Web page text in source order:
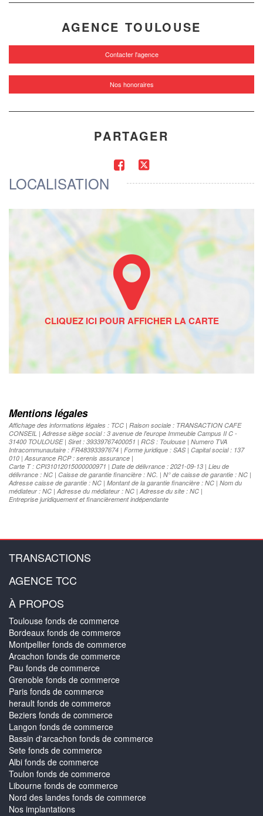
AGENCE TOULOUSE
Contacter l'agence
Nos honoraires
PARTAGER
LOCALISATION
Mentions légales
Affichage des informations légales : TCC | Raison sociale : TRANSACTION CAFE
CONSEIL | Adresse siège social : 3 avenue de l'europe Immeuble Campus II C -
31400 TOULOUSE | Siret : 39339767400051 | RCS : Toulouse | Numero TVA
Intracommunautaire : FR48393397674 | Forme juridique : SAS | Capital social : 137
010 | Assurance RCP : serenis assurance |
Carte T : CPI31012015000000971 | Date de délivrance : 2021-09-13 | Lieu de
délivrance : NC | Caisse de garantie financière : NC. | N° de caisse de garantie : NC |
Adresse caisse de garantie : NC | Montant de la garantie financière : NC | Nom du
médiateur : NC | Adresse du médiateur : NC | Adresse du site : NC |
Entreprise juridiquement et financièrement indépendante
TRANSACTIONS
AGENCE TCC
À PROPOS
Toulouse fonds de commerce
Bordeaux fonds de commerce
Montpellier fonds de commerce
Arcachon fonds de commerce
Pau fonds de commerce
Grenoble fonds de commerce
Paris fonds de commerce
herault fonds de commerce
Beziers fonds de commerce
Langon fonds de commerce
Bassin d'arcachon fonds de commerce
Sete fonds de commerce
Albi fonds de commerce
Toulon fonds de commerce
Libourne fonds de commerce
Nord des landes fonds de commerce
Nos implantations